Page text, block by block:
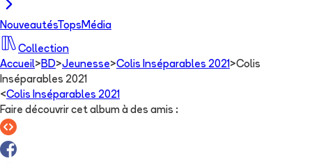
NouveautésTops Média
Collection
Accueil> BD>Jeunesse>Colis Inséparables 2021 >Colis
Inséparables 2021
<Colis Inséparables 2021
Faire découvrir cet album à des amis :